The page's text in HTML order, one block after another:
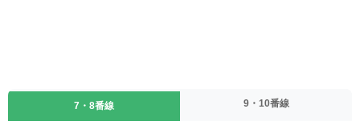
7・8番線 9・10番線